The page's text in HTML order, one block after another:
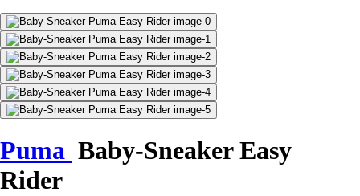
Puma Baby-Sneaker Easy
Rider